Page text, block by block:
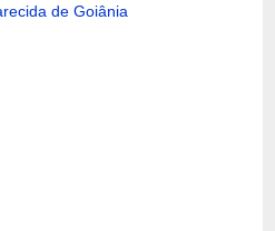
de Goiânia